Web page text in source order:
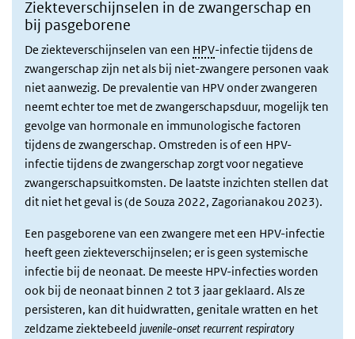
Ziekteverschijnselen in de zwangerschap en
bij pasgeborene
De ziekteverschijnselen van een HPV-infectie tijdens de
zwangerschap zijn net als bij niet-zwangere personen vaak
niet aanwezig. De prevalentie van HPV onder zwangeren
neemt echter toe met de zwangerschapsduur, mogelijk ten
gevolge van hormonale en immunologische factoren
tijdens de zwangerschap. Omstreden is of een HPV-
infectie tijdens de zwangerschap zorgt voor negatieve
zwangerschapsuitkomsten. De laatste inzichten stellen dat
dit niet het geval is (de Souza 2022, Zagorianakou 2023).
Een pasgeborene van een zwangere met een HPV-infectie
heeft geen ziekteverschijnselen; er is geen systemische
infectie bij de neonaat. De meeste HPV-infecties worden
ook bij de neonaat binnen 2 tot 3 jaar geklaard. Als ze
persisteren, kan dit huidwratten, genitale wratten en het
zeldzame ziektebeeld juvenile-onset recurrent respiratory